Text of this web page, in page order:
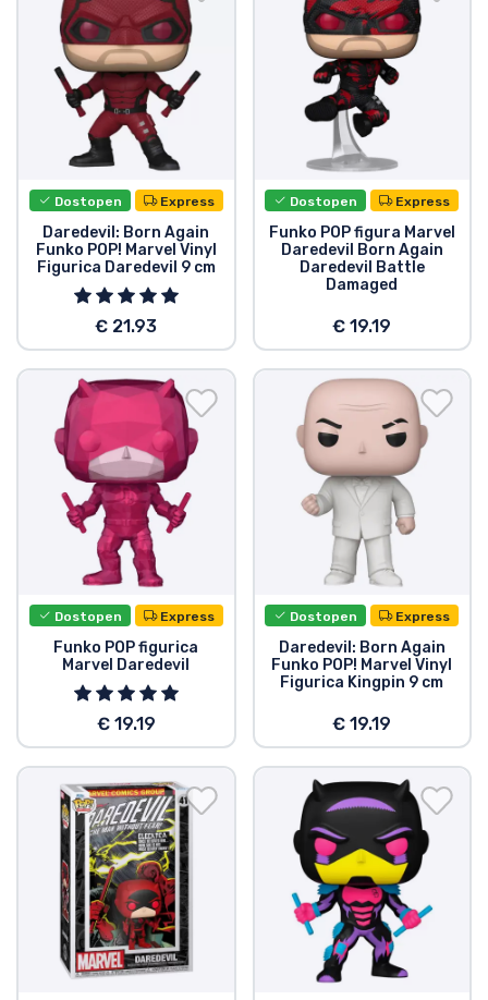
Dostopen Express
Daredevil: Born Again
Funko POP! Marvel Vinyl
Figurica Daredevil 9 cm
€ 21.93
Dostopen Express
Funko POP figura Marvel
Daredevil Born Again
Daredevil Battle
Damaged
€ 19.19
Dostopen Express
Funko POP figurica
Marvel Daredevil
€ 19.19
Dostopen Express
Daredevil: Born Again
Funko POP! Marvel Vinyl
Figurica Kingpin 9 cm
€ 19.19
Vrste izdelkov
Blagovne znamke